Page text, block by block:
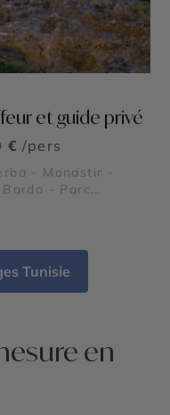
et guide privé
€ /pers
- Monastir -
- Parc
Tunisie
en